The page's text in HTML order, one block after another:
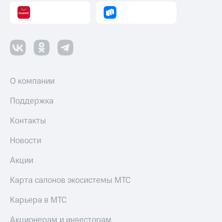
О компании
Поддержка
Контакты
Новости
Акции
Карта салонов экосистемы МТС
Карьера в МТС